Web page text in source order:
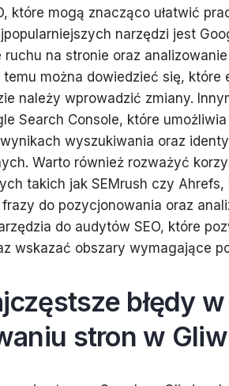
które mogą znacząco ułatwić
narzędzi jest
ruchu na stronie oraz
można dowiedzieć się, które
należy wprowadzić zmiany.
Search Console, które
wyszukiwania oraz
Warto również rozważyć
takich jak SEMrush czy
do pozycjonowania oraz
do audytów SEO, które
wskazać obszary wymagające
błędy w
stron w